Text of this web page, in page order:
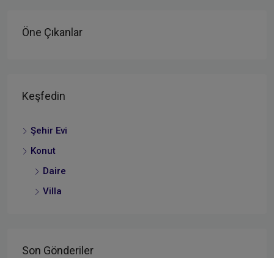
Öne Çıkanlar
Keşfedin
Şehir Evi
Konut
Daire
Villa
Son Gönderiler